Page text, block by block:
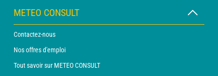
METEO CONSULT
Contactez-nous
Nos offres d'emploi
Tout savoir sur METEO CONSULT